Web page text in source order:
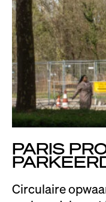
PARIS
Circulaire